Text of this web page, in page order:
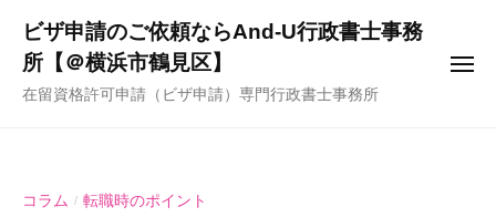
ビザ申請のご依頼ならAnd-U行政書士事務
所【＠横浜市鶴見区】
在留資格許可申請（ビザ申請）専門行政書士事務所
メ
コラム / 転職時のポイント